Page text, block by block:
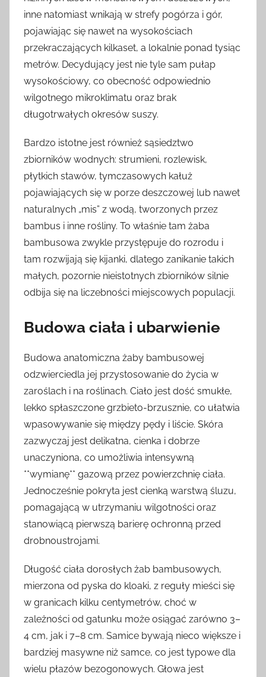
inne natomiast wnikają w strefy pogórza i gór,
pojawiając się nawet na wysokościach
przekraczających kilkaset, a lokalnie ponad tysiąc
metrów. Decydujący jest nie tyle sam pułap
wysokościowy, co obecność odpowiednio
wilgotnego mikroklimatu oraz brak
długotrwałych okresów suszy.
Bardzo istotne jest również sąsiedztwo
zbiorników wodnych: strumieni, rozlewisk,
płytkich stawów, tymczasowych kałuż
pojawiających się w porze deszczowej lub nawet
naturalnych „mis” z wodą, tworzonych przez
bambus i inne rośliny. To właśnie tam żaba
bambusowa zwykle przystępuje do rozrodu i
tam rozwijają się kijanki, dlatego zanikanie takich
małych, pozornie nieistotnych zbiorników silnie
odbija się na liczebności miejscowych populacji.
Budowa ciała i ubarwienie
Budowa anatomiczna żaby bambusowej
odzwierciedla jej przystosowanie do życia w
zaroślach i na roślinach. Ciało jest dość smukłe,
lekko spłaszczone grzbieto-brzusznie, co ułatwia
wpasowywanie się między pędy i liście. Skóra
zazwyczaj jest delikatna, cienka i dobrze
unaczyniona, co umożliwia intensywną
**wymianę** gazową przez powierzchnię ciała.
Jednocześnie pokryta jest cienką warstwą śluzu,
pomagającą w utrzymaniu wilgotności oraz
stanowiącą pierwszą barierę ochronną przed
drobnoustrojami.
Długość ciała dorosłych żab bambusowych,
mierzona od pyska do kloaki, z reguły mieści się
w granicach kilku centymetrów, choć w
zależności od gatunku może osiągać zarówno 3–
4 cm, jak i 7–8 cm. Samice bywają nieco większe i
bardziej masywne niż samce, co jest typowe dla
wielu płazów bezogonowych. Głowa jest